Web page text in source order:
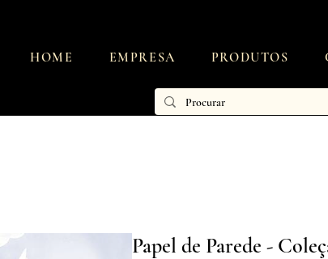
HOME EMPRESA PRODUTOS
Papel de Parede -